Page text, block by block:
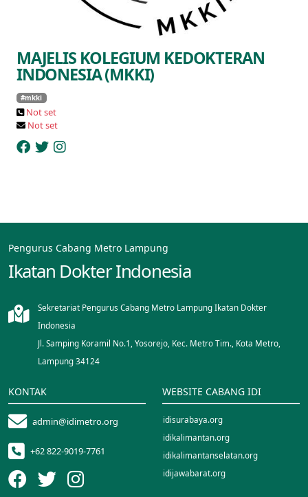
MAJELIS KOLEGIUM KEDOKTERAN
INDONESIA (MKKI)
#mkki
Not set
Not set
Pengurus Cabang Metro Lampung
Ikatan Dokter Indonesia
Sekretariat Pengurus Cabang Metro Lampung Ikatan Dokter
Indonesia
Jl. Samping Koramil No.1, Yosorejo, Kec. Metro Tim., Kota Metro,
Lampung 34124
KONTAK
admin@idimetro.org
+62 822-9019-7761
WEBSITE CABANG IDI
idisurabaya.org
idikalimantan.org
idikalimantanselatan.org
idijawabarat.org